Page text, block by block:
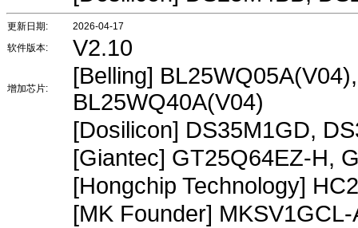
更新日期:
2026-04-17
软件版本:
V2.10
增加芯片:
[Belling]
BL25WQ40A(V04)
[Dosilicon] DS35M1GD,
[Giantec] GT25Q64EZ-H,
[Hongchip Technology]
[MK Founder] MKSV1GCL-